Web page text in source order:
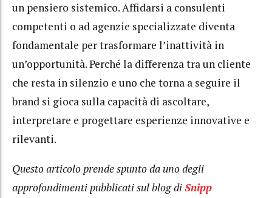
un pensiero sistemico. Affidarsi a consulenti
competenti o ad agenzie specializzate diventa
fondamentale per trasformare l’inattività in
un’opportunità. Perché la differenza tra un cliente
che resta in silenzio e uno che torna a seguire il
brand si gioca sulla capacità di ascoltare,
interpretare e progettare esperienze innovative e
rilevanti.
Questo articolo prende spunto da uno degli
approfondimenti pubblicati sul blog diSnipp